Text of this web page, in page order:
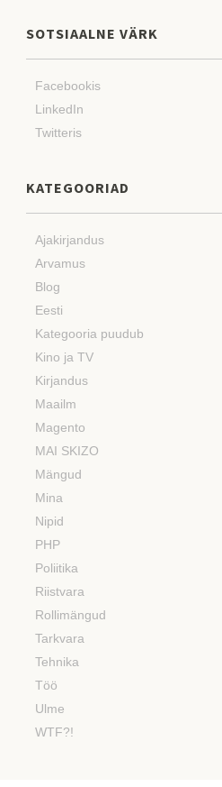
SOTSIAALNE VÄRK
Facebookis
LinkedIn
Twitteris
KATEGOORIAD
Ajakirjandus
Arvamus
Blog
Eesti
Kategooria puudub
Kino ja TV
Kirjandus
Maailm
Magento
MAI SKIZO
Mängud
Mina
Nipid
PHP
Poliitika
Riistvara
Rollimängud
Tarkvara
Tehnika
Töö
Ulme
WTF?!